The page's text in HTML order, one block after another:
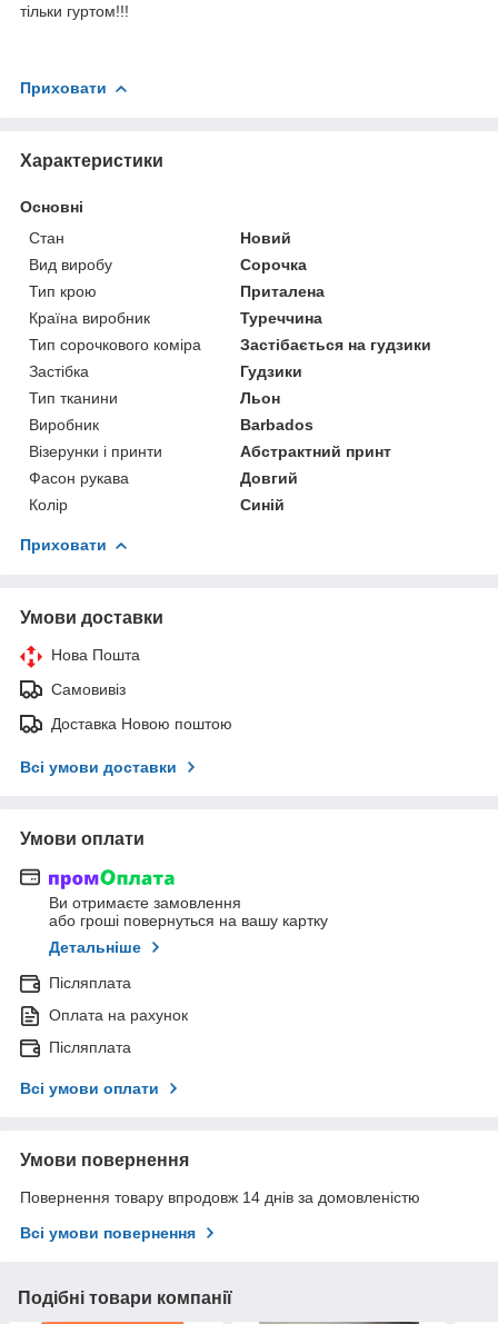
тільки гуртом!!!
Приховати
Характеристики
Основні
Стан
Новий
Вид виробу
Сорочка
Тип крою
Приталена
Країна виробник
Туреччина
Тип сорочкового коміра
Застібається на гудзики
Застібка
Гудзики
Тип тканини
Льон
Виробник
Barbados
Візерунки і принти
Абстрактний принт
Фасон рукава
Довгий
Колір
Синій
Приховати
Умови доставки
Нова Пошта
Самовивіз
Доставка Новою поштою
Всі умови доставки
Умови оплати
Ви отримаєте замовлення
або гроші повернуться на вашу картку
Детальніше
Післяплата
Оплата на рахунок
Післяплата
Всі умови оплати
Умови повернення
Повернення товару впродовж 14 днів за домовленістю
Всі умови повернення
Подібні товари компанії